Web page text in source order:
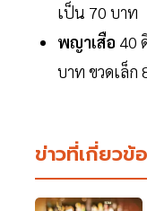
เป็น 70 บาท
พญาเสือ 40
บาท ขวดเล็ก
ข่าวที่เกี่ยวข้